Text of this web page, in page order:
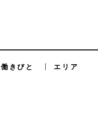
働きびと エリア